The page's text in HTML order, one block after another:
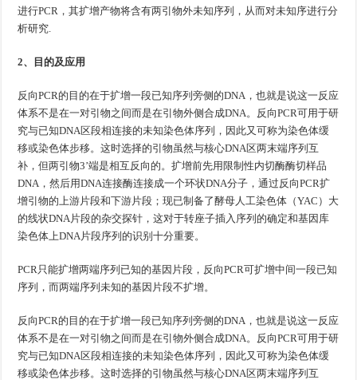
进行PCR，其扩增产物将含有两引物外未知序列，从而对未知序进行分
析研究.
2、目的及应用
反向PCR的目的在于扩增一段已知序列旁侧的DNA，也就是说这一反应
体系不是在一对引物之间而是在引物外侧合成DNA。反向PCR可用于研
究与已知DNA区段相连接的未知染色体序列，因此又可称为染色体缓
移或染色体步移。这时选择的引物虽然与核心DNA区两末端序列互
补，但两引物3’端是相互反向的。扩增前先用限制性内切酶酶切样品
DNA，然后用DNA连接酶连接成一个环状DNA分子，通过反向PCR扩
增引物的上游片段和下游片段；现已制备了酵母人工染色体（YAC）大
的线状DNA片段的杂交探针，这对于转座子插入序列的确定和基因库
染色体上DNA片段序列的识别十分重要。
PCR只能扩增两端序列已知的基因片段，反向PCR可扩增中间一段已知
序列，而两端序列未知的基因片段不扩增。
反向PCR的目的在于扩增一段已知序列旁侧的DNA，也就是说这一反应
体系不是在一对引物之间而是在引物外侧合成DNA。反向PCR可用于研
究与已知DNA区段相连接的未知染色体序列，因此又可称为染色体缓
移或染色体步移。这时选择的引物虽然与核心DNA区两末端序列互